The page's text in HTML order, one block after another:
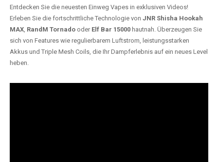
Entdecken Sie die neuesten Einweg Vapes in exklusiven Videos!
Erleben Sie die fortschrittliche Technologie von JNR Shisha Hookah
MAX, RandM Tornado oder Elf Bar 15000 hautnah. Überzeugen Sie
sich von Features wie regulierbarem Luftstrom, leistungsstarken
Akkus und Triple Mesh Coils, die Ihr Dampferlebnis auf ein neues Level
heben.